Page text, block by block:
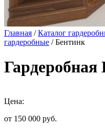
Главная /Каталог
гардеробные / Бентинк
Гардеробная
Цена:
от 150 000 руб.